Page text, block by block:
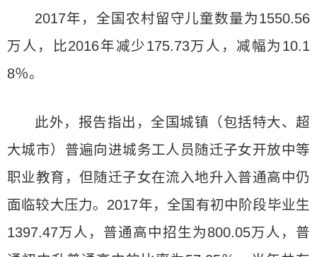
2017年，全国农村留守儿童数量为1550.56
万人，比2016年减少175.73万人，减幅为10.1
8％。
此外，报告指出，全国城镇（包括特大、超
大城市）普遍向进城务工人员随迁子女开放中等
职业教育，但随迁子女在流入地升入普通高中仍
面临较大压力。2017年，全国有初中阶段毕业生
1397.47万人，普通高中招生为800.05万人，普